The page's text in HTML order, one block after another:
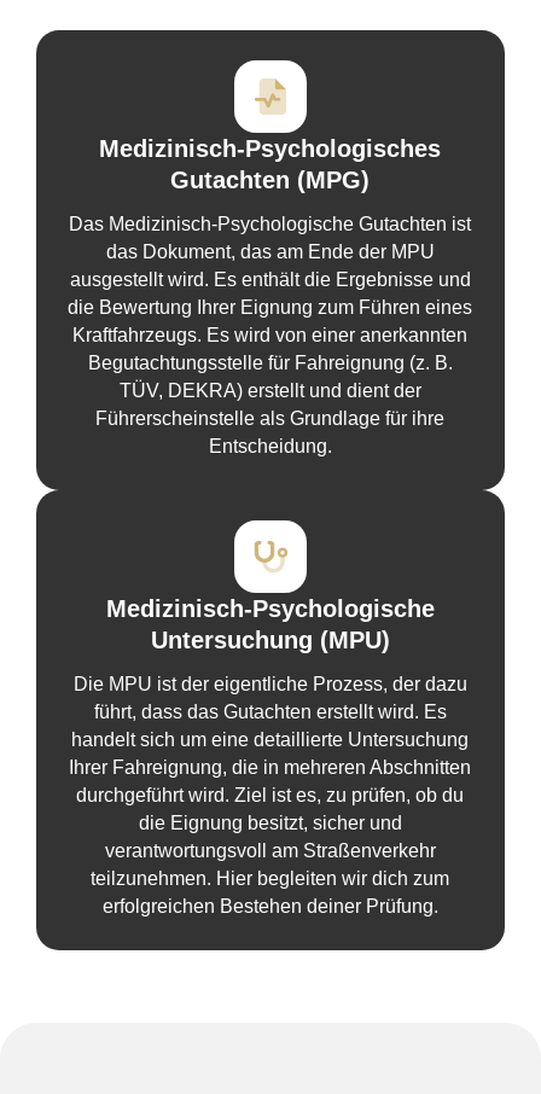
Medizinisch-Psychologisches
Gutachten (MPG)
Das Medizinisch-Psychologische Gutachten ist
das Dokument, das am Ende der MPU
ausgestellt wird. Es enthält die Ergebnisse und
die Bewertung Ihrer Eignung zum Führen eines
Kraftfahrzeugs. Es wird von einer anerkannten
Begutachtungsstelle für Fahreignung (z. B.
TÜV, DEKRA) erstellt und dient der
Führerscheinstelle als Grundlage für ihre
Entscheidung.
Medizinisch-Psychologische
Untersuchung (MPU)
Die MPU ist der eigentliche Prozess, der dazu
führt, dass das Gutachten erstellt wird. Es
handelt sich um eine detaillierte Untersuchung
Ihrer Fahreignung, die in mehreren Abschnitten
durchgeführt wird. Ziel ist es, zu prüfen, ob du
die Eignung besitzt, sicher und
verantwortungsvoll am Straßenverkehr
teilzunehmen. Hier begleiten wir dich zum
erfolgreichen Bestehen deiner Prüfung.